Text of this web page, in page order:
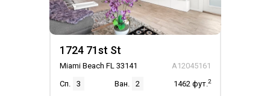
1724 71st St
Miami Beach FL 33141
A12045161
Сп.
3 Ван. 2 1462 фут.2